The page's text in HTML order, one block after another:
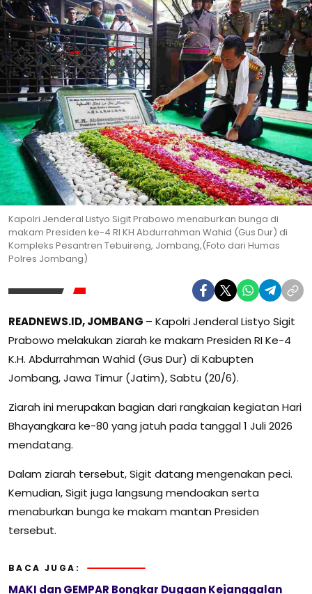
Kapolri Jenderal Listyo Sigit Prabowo menaburkan bunga di
makam Presiden ke-4 RI KH Abdurrahman Wahid (Gus Dur) di
Kompleks Pesantren Tebuireng, Jombang,(Foto dari Humas
Polres Jombang)
READNEWS.ID, JOMBANG – Kapolri Jenderal Listyo Sigit
Prabowo melakukan ziarah ke makam Presiden RI Ke-4
K.H. Abdurrahman Wahid (Gus Dur) di Kabupten
Jombang, Jawa Timur (Jatim), Sabtu (20/6).
Ziarah ini merupakan bagian dari rangkaian kegiatan Hari
Bhayangkara ke-80 yang jatuh pada tanggal 1 Juli 2026
mendatang.
Dalam ziarah tersebut, Sigit datang mengenakan peci.
Kemudian, Sigit juga langsung mendoakan serta
menaburkan bunga ke makam mantan Presiden
tersebut.
BACA JUGA:
MAKI dan GEMPAR Bongkar Dugaan Kejanggalan